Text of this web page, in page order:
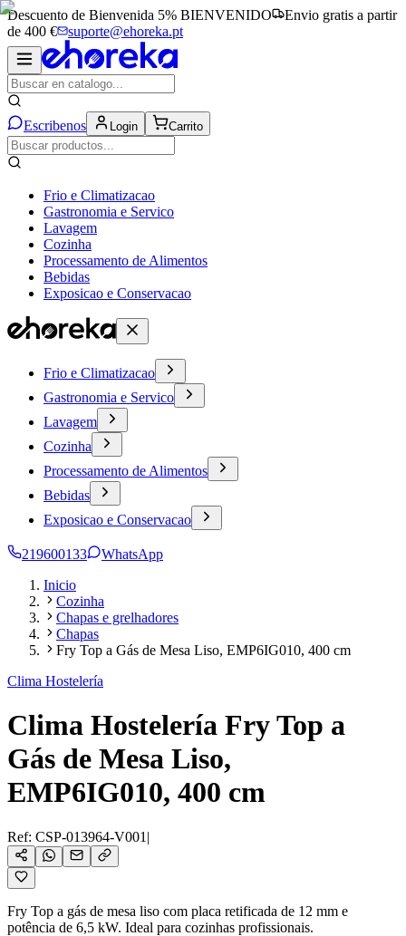
Descuento de Bienvenida 5% BIENVENIDO
Envio gratis a partir
de 400 €
suporte@ehoreka.pt
Escribenos Login Carrito
Frio e Climatizacao
Gastronomia e Servico
Lavagem
Cozinha
Processamento de Alimentos
Bebidas
Exposicao e Conservacao
Frio e Climatizacao
Gastronomia e Servico
Lavagem
Cozinha
Processamento de Alimentos
Bebidas
Exposicao e Conservacao
219600133
WhatsApp
Inicio
Cozinha
Chapas e grelhadores
Chapas
Fry Top a Gás de Mesa Liso, EMP6IG010, 400 cm
Clima Hostelería
Clima Hostelería Fry Top a
Gás de Mesa Liso,
EMP6IG010, 400 cm
Ref: CSP-013964-V001 |
Fry Top a gás de mesa liso com placa retificada de 12 mm e
potência de 6,5 kW. Ideal para cozinhas profissionais.